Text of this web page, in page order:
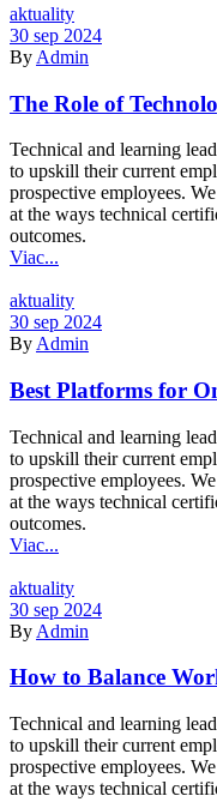
Kategórie
aktuality
30 sep 2024
By Admin
The Role of
Technical and learning
to upskill their current
prospective employees.
at the ways technical
outcomes.
Viac...
Kategórie
aktuality
30 sep 2024
By Admin
Best Platforms for
Technical and learning
to upskill their current
prospective employees.
at the ways technical
outcomes.
Viac...
Kategórie
aktuality
30 sep 2024
By Admin
How to Balance
Technical and learning
to upskill their current
prospective employees.
at the ways technical